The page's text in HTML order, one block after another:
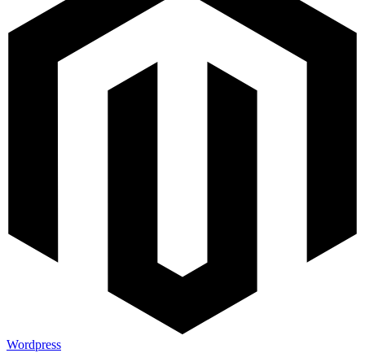
Wordpress